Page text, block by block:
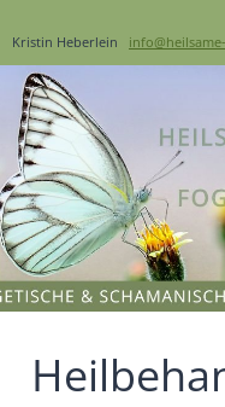
Kristin Heberlein